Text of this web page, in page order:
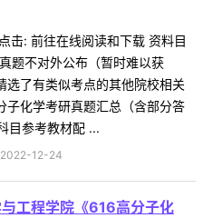
击: 前往在线阅读和下载 资料目
题不对外公布（暂时难以获
选了有类似考点的其他院校相关
子化学考研真题汇总（含部分答
目参考教材配 ...
2022-12-24
工程学院《616高分子化